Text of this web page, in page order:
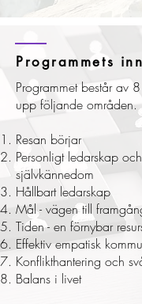
Programmets
Programmet består av
upp följande områden.
Resan börjar
Personligt ledarskap
självkännedom
Hållbart ledarskap
Mål - vägen till
Tiden - en förnybar
Effektiv empatisk
Konflikthantering och
Balans i livet